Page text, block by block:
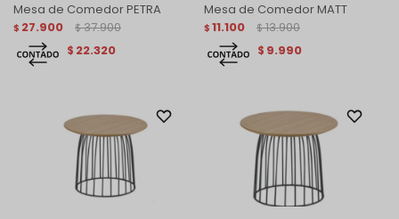
Mesa de Comedor PETRA
$ 27.900 $ 37.900
$ 22.320
Mesa de Comedor MATT
$ 11.100 $ 13.900
$ 9.990